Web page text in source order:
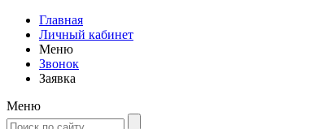
Главная
Личный кабинет
Меню
Звонок
Заявка
Меню